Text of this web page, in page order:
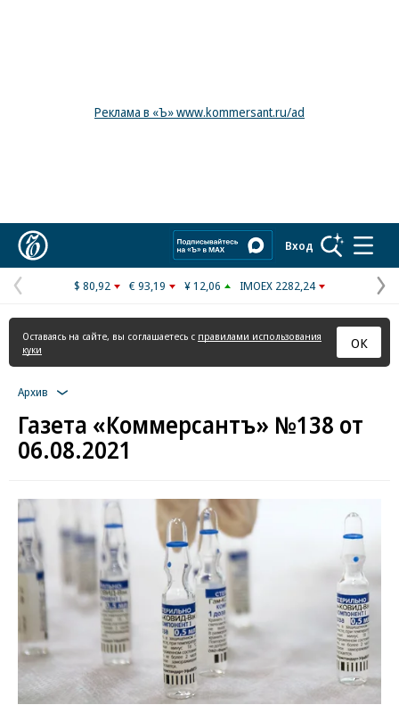
Реклама в «Ъ» www.kommersant.ru/ad
Вход
Предыдущая
страница
$ 80,92 € 93,19 ¥ 12,06 IMOEX 2282,24
Оставаясь на сайте, вы соглашаетесь с правилами использования
куки
ОК
Архив
Газета «Коммерсантъ» №138 от
06.08.2021